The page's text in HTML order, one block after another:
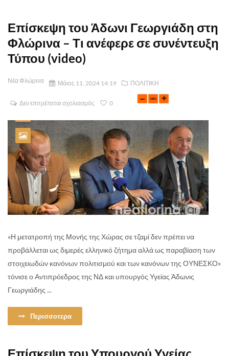
Επίσκεψη του Άδωνι Γεωργιάδη στη
Φλώρινα – Τι ανέφερε σε συνέντευξη
Τύπου (video)
Νέα Φλώρινα Μάιος 11, 2024 14:19 ΠΟΛΙΤΙΚΗ
Δεν επιτρέπεται σχολιασμός 0
«Η μετατροπή της Μονής της Χώρας σε τζαμί δεν πρέπει να
προβάλλεται ως διμερές ελληνικό ζήτημα αλλά ως παραβίαση των
στοιχειωδών κανόνων πολιτισμού και των κανόνων της ΟΥΝΕΣΚΟ»
τόνισε ο Αντιπρόεδρος της ΝΔ και υπουργός Υγείας Άδωνις
Γεωργιάδης ...
Περισσοτερα